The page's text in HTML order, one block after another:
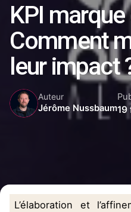
KPI
Comment
leur impact
Auteur
Jérôme Nussbaum19
L’élaboration et